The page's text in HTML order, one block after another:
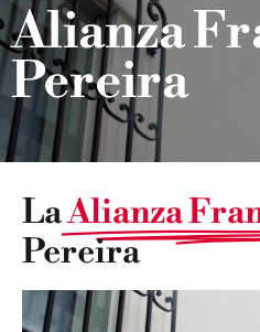
Alianza
Pereira
LaAlianza
Pereira